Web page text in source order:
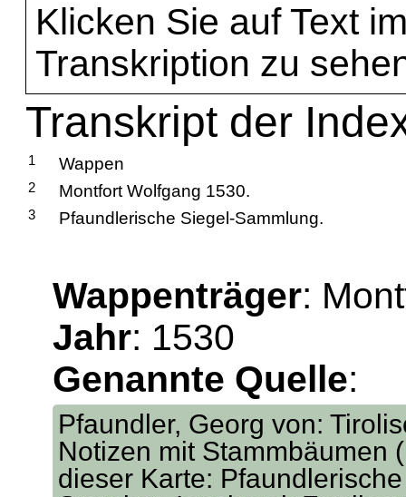
Klicken Sie auf Text
Transkription zu
Transkript der
1 Wappen
2 Montfort Wolfgang 1530.
3 Pfaundlerische Siegel-Sammlung.
Wappenträger:
Jahr: 1530
Genannte Quelle:
Pfaundler, Georg von:
Notizen mit Stammbäumen
dieser Karte: